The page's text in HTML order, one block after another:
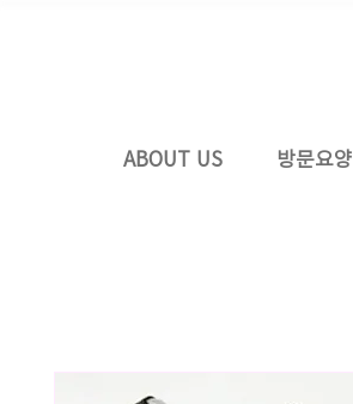
ABOUT US 방문요양